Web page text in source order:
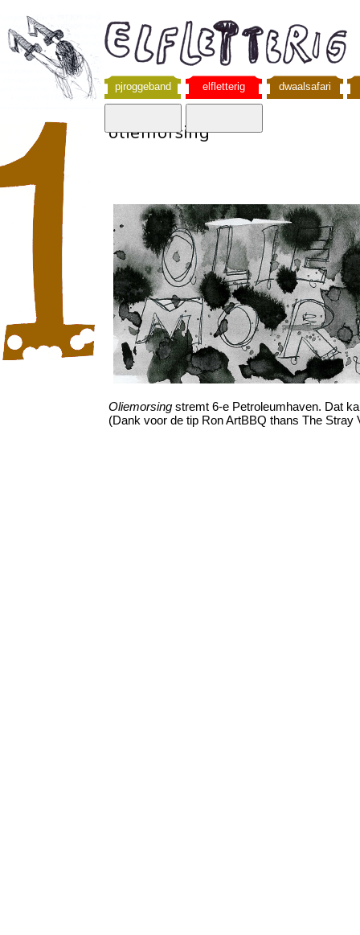
pjroggeband elfletterig dwaalsafari
oliemorsing
Oliemorsing stremt 6-e Petroleumhaven. Dat
(Dank voor de tip Ron ArtBBQ thans The Stray